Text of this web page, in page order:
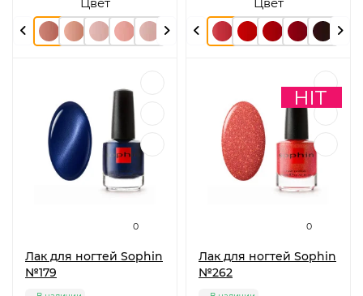
0
Лак для ногтей Sophin
№179
0
Лак для ногтей Sophin
№262